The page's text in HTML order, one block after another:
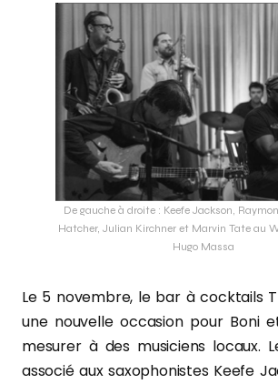
De gauche à droite : Keefe Jackson,
Hatcher, Julian Kirchner et Marvin Tate au
Hugo Massa
Le 5 novembre, le bar à cocktails
une nouvelle occasion pour Boni
mesurer à des musiciens locaux.
associé aux saxophonistes Keefe